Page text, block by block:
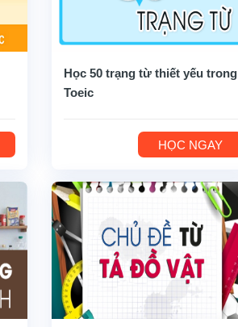
Học 50 trạng từ thiết yếu trong
Toeic
HỌC NGAY